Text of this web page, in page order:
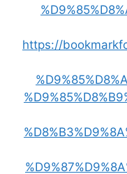
https://